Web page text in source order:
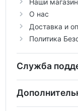
О нас
Доставка и
Политика
Служба